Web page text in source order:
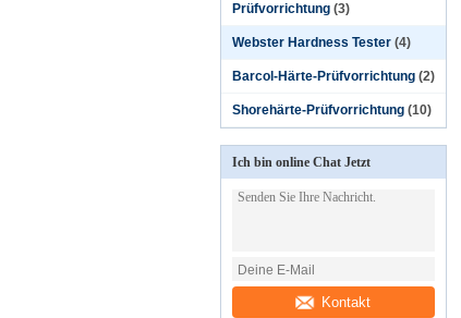
Prüfvorrichtung (3)
Webster Hardness Tester (4)
Barcol-Härte-Prüfvorrichtung (2)
Shorehärte-Prüfvorrichtung (10)
Ich bin online Chat Jetzt
Kontakt